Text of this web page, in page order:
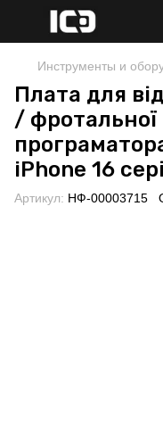
Инструменты и
Плата для
/
iPhone 16
Артикул: НФ-00003715